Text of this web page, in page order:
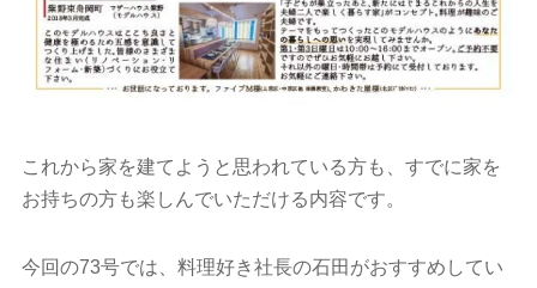
これから家を建てようと思われている方も、すでに家を
お持ちの方も楽しんでいただける内容です。
今回の73号では、料理好き社長の石田がおすすめしてい